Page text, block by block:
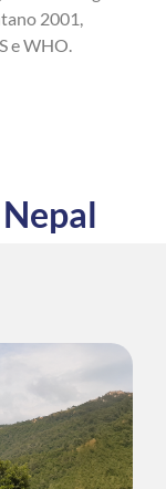
2001,
e WHO.